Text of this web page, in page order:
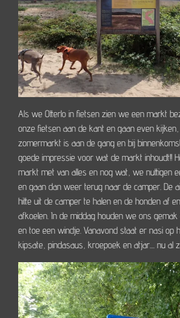
Als we Otterlo in fietsen zien we een markt
onze fietsen aan de kant en gaan even
zomermarkt is aan de gang en bij
goede impressie voor wat de markt inhoudt!!
markt met van alles en nog wat, we nuttigen
en gaan dan weer terug naar de camper. De
hitte uit de camper te halen en de honden af
afkoelen. In de middag houden we ons
en toe een windje. Vanavond staat er nasi op
kipsate, pindasaus, kroepoek en atjar.... nu al